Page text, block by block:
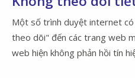
Một số trình duyệt internet
theo dõi" đến các trang web
web hiện không phản hồi tín